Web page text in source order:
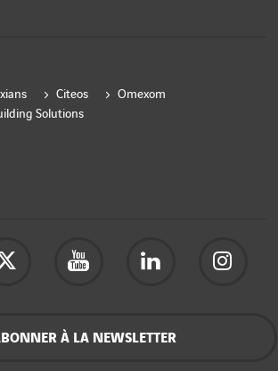
Citeos
Omexom
Solutions
À LA NEWSLETTER